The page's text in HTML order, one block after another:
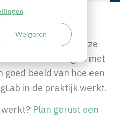
Weigerenhun Wwft-
aanpakken? Op deze
hun ervaringen met
goed beeld van hoe een
in de praktijk werkt.
werkt? Plan gerust een